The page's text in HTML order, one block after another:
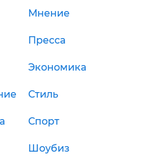
Мнение
Пресса
Экономика
Стиль
Спорт
Шоубиз